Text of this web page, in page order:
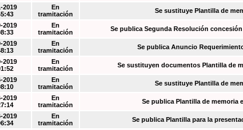
2019
En
tramitación
Se sustituye Plantilla de
2019
En
tramitación
Se publica Segunda Resolución concesión
2019
En
tramitación
Se publica Anuncio
2019
En
tramitación
Se sustituyen documentos Plantilla de
2019
En
tramitación
Se sustituye Plantilla de
2019
En
tramitación
Se publica Plantilla de memoria
2019
En
tramitación
Se publica Plantilla para la